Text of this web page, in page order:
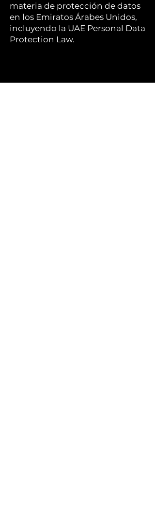
materia de protección de datos
en los Emiratos Árabes Unidos,
incluyendo la UAE Personal Data
Protection Law.